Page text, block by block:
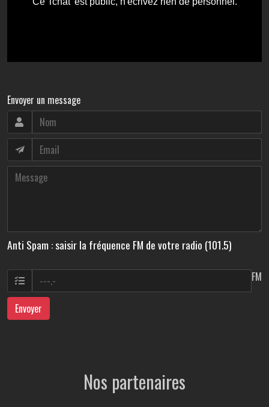
Envoyer un message
Anti Spam : saisir la fréquence FM de votre radio (101.5)
FM
Envoyer
Nos partenaires